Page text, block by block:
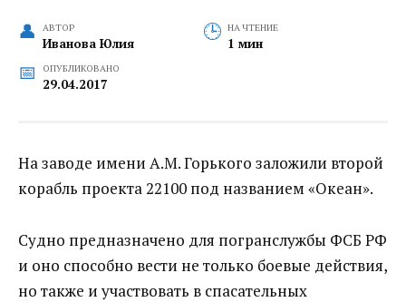
АВТОР
Иванова Юлия
НА ЧТЕНИЕ
1 мин
ОПУБЛИКОВАНО
29.04.2017
На заводе имени А.М. Горького заложили второй
корабль проекта 22100 под названием «Океан».
Судно предназначено для погранслужбы ФСБ РФ
и оно способно вести не только боевые действия,
но также и участвовать в спасательных